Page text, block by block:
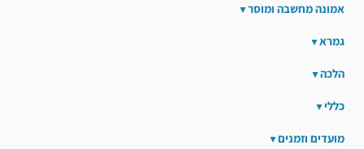
אמונה מחשבה ומוסר
גמרא
הלכה
כללי
מועדים וזמנים